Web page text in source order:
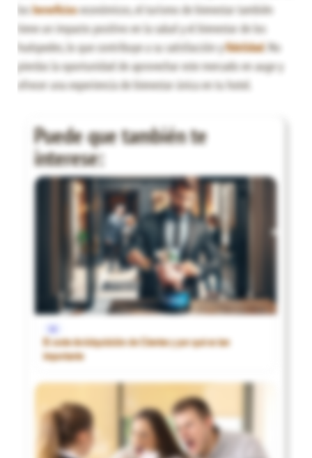
losbeneficioseconómicos, el turismo de bienestar también
tiene un impacto positivo en la salud y el bienestar de los
huéspedes, lo que contribuye a su satisfacción yfidelidad. No
pierdas la oportunidad de aprovechar este mercado en auge y
ofrecer una experiencia de bienestar única en tu hotel.
Puede que también te
interese:
El coste de Adquisición de Clientes y por qué es tan
importante